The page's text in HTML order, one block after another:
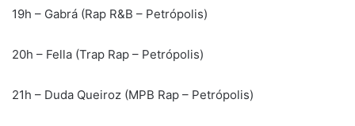
19h – Gabrá (Rap R&B – Petrópolis)
20h – Fella (Trap Rap – Petrópolis)
21h – Duda Queiroz (MPB Rap – Petrópolis)